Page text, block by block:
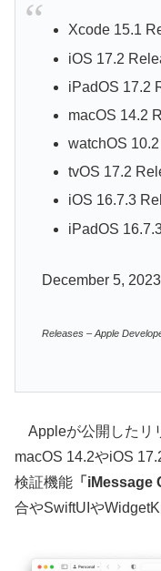
Xcode 15.1
iOS 17.2
iPadOS 17.2
macOS 14.2
watchOS
tvOS 17.2
iOS 16.7.3
iPadOS
December 5, 2023
Releases – Apple
Appleが公開したリ
macOS 14.2やiOS
検証機能 「iMessage
合やSwiftUIや